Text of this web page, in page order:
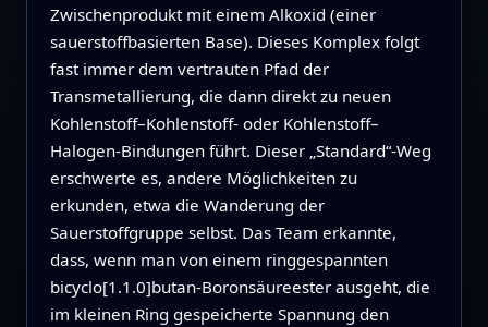
Zwischenprodukt mit einem Alkoxid (einer
sauerstoffbasierten Base). Dieses Komplex folgt
fast immer dem vertrauten Pfad der
Transmetallierung, die dann direkt zu neuen
Kohlenstoff–Kohlenstoff‑ oder Kohlenstoff–
Halogen‑Bindungen führt. Dieser „Standard“‑Weg
erschwerte es, andere Möglichkeiten zu
erkunden, etwa die Wanderung der
Sauerstoffgruppe selbst. Das Team erkannte,
dass, wenn man von einem ringgespannten
bicyclo[1.1.0]butan‑Boronsäureester ausgeht, die
im kleinen Ring gespeicherte Spannung den